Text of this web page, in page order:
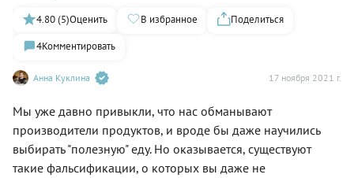
Анна Куклина 17 ноября 2021 г.
4.80 (5)Оценить В избранное
Поделиться
4Комментировать
Мы уже давно привыкли, что нас обманывают
производители продуктов, и вроде бы даже научились
выбирать "полезную" еду. Но оказывается, существуют
такие фальсификации, о которых вы даже не